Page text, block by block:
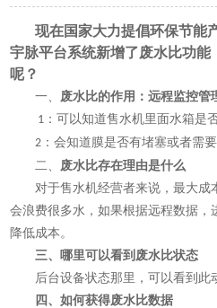
现在国家大力提倡环保节能
宇脉平台系统新增了废水比功
呢？
一、 废水比的作用：远程监控管
1 ：可以知道售水机里面水箱是
2 ：会知道膜是否有堵塞或者需要
二、 废水比存在理由是什么
对于售水机经营者来说，最大成
会浪费很多水，如果根据远程数据，
降低成本。
三、哪里可以看到废水比状态
后台设备状态那里，可以看到此
四、如何获得废水比数据